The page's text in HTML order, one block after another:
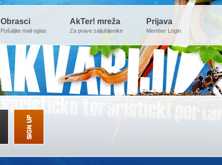
Obrasci
Pošaljite mali oglas
AkTer! mreža
Za prave zaljubljenike
Prijava
Member Login